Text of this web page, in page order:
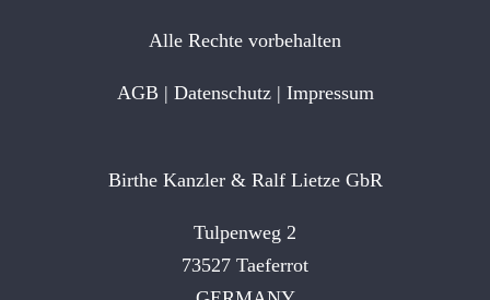
Alle Rechte vorbehalten
AGB | Datenschutz| Impressum
Birthe Kanzler & Ralf Lietze GbR
Tulpenweg 2
73527 Taeferrot